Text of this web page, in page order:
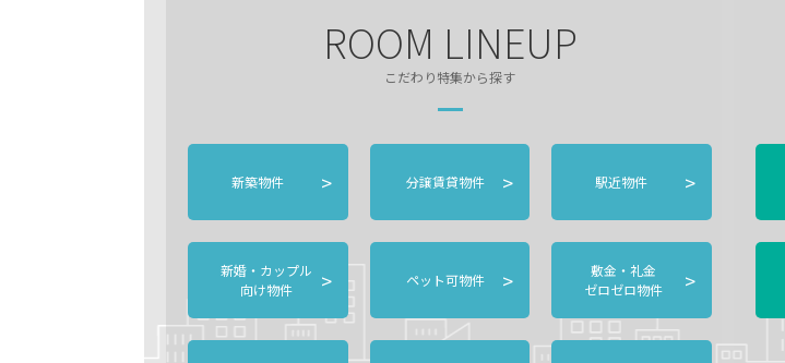
ROOM LINEUP
こだわり特集から探す
新築物件 > 分譲賃貸物件 > 駅近物件 >
新婚・カップル
向け物件
> ペット可物件 >
敷金・礼金
ゼロゼロ物件
>